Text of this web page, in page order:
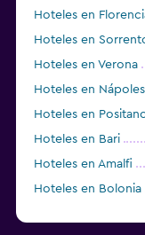
Lavandería
Plancha y tabla de
Tendedero
Zona de trabajo
Fax/fotocopiadora
Escritorio
Hoteles en
Hoteles en
Hoteles en Verona
Hoteles en Nápoles
Hoteles en
Hoteles en Bari
Hoteles en Amalfi
Hoteles en Bolonia